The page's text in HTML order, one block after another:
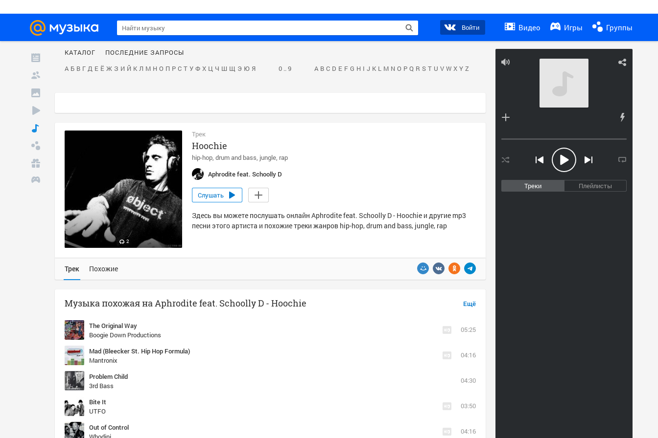
Войти Видео Игры Группы
Треки Плейлисты
КАТАЛОГ
ПОСЛЕДНИЕ ЗАПРОСЫ
А Б В Г Д Е Ё Ж З И Й К Л М Н О П Р С Т У Ф Х Ц Ч Ш Щ Э Ю Я 0 .. 9 A B C D E F G H I J K L M N O P Q R S T U V W X Y Z
2
Трек
Hoochie
hip-hop drum and bass jungle rap
Aphrodite feat. Schoolly D
Слушать
Здесь вы можете послушать онлайн Aphrodite feat. Schoolly D - Hoochie и другие mp3
песни этого артиста и похожие треки жанров hip-hop, drum and bass, jungle, rap
Трек Похожие
Ещё
Музыка похожая на Aphrodite feat. Schoolly D - Hoochie
The Original Way
Boogie Down Productions
05:25
Mad (Bleecker St. Hip Hop Formula)
Mantronix
04:16
Problem Child
3rd Bass
04:30
Bite It
UTFO
03:50
Out of Control
04:16